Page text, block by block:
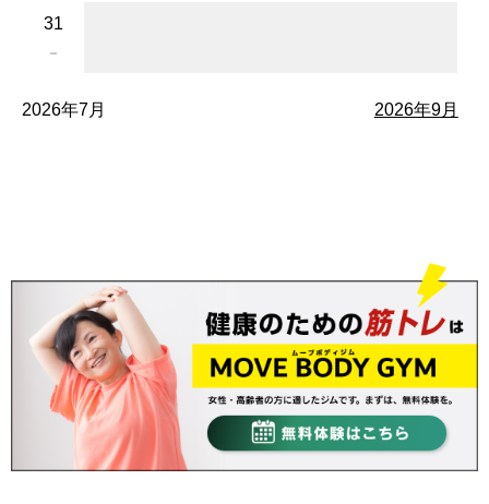
31
－
2026年7月 2026年9月